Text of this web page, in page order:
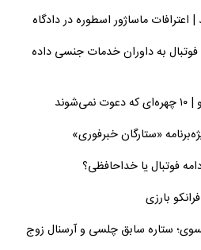
ماساژور اسطوره در دادگاه
به داوران خدمات جنسی داده
«ستارگان خبرفوری»
فوتبال یا خداحافظی؟
بارزی
ستاره سابق چلسی و آرسنال زوج